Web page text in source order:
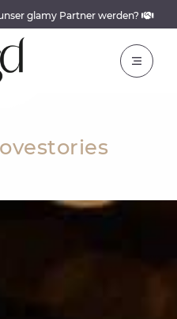
glamy Partner werden?